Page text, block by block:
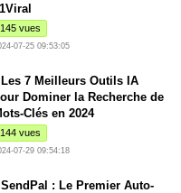
145 vues
07-25 09:53:05
Les 7 Meilleurs Outils IA
Dominer la Recherche de
Clés en 2024
144 vues
07-29 09:54:18
SendPal : Le Premier Auto-